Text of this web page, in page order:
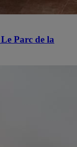
Parc de la